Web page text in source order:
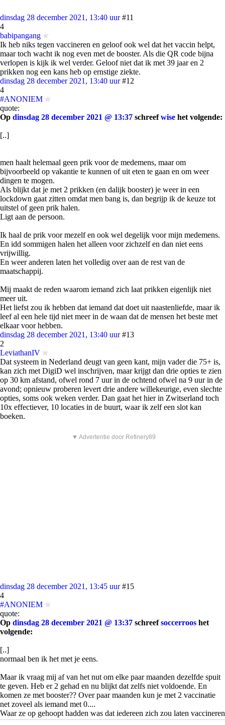
dinsdag 28 december 2021, 13:40 uur #11
4
babipangang
Ik heb niks tegen vaccineren en geloof ook wel dat het vaccin helpt,
maar toch wacht ik nog even met de booster. Als die QR code bijna
verlopen is kijk ik wel verder. Geloof niet dat ik met 39 jaar en 2
prikken nog een kans heb op ernstige ziekte.
dinsdag 28 december 2021, 13:40 uur #12
4
#ANONIEM
quote:
Op dinsdag 28 december 2021 @ 13:37 schreefwise het volgende:
[..]
men haalt helemaal geen prik voor de medemens, maar om
bijvoorbeeld op vakantie te kunnen of uit eten te gaan en om weer
dingen te mogen.
Als blijkt dat je met 2 prikken (en dalijk booster) je weer in een
lockdown gaat zitten omdat men bang is, dan begrijp ik de keuze tot
uitstel of geen prik halen.
Ligt aan de persoon.
Ik haal de prik voor mezelf en ook wel degelijk voor mijn medemens.
En idd sommigen halen het alleen voor zichzelf en dan niet eens
vrijwillig.
En weer anderen laten het volledig over aan de rest van de
maatschappij.
Mij maakt de reden waarom iemand zich laat prikken eigenlijk niet
meer uit.
Het liefst zou ik hebben dat iemand dat doet uit naastenliefde, maar ik
leef al een hele tijd niet meer in de waan dat de mensen het beste met
elkaar voor hebben.
dinsdag 28 december 2021, 13:40 uur #13
2
LeviathanIV
Dat systeem in Nederland deugt van geen kant, mijn vader die 75+ is,
kan zich met DigiD wel inschrijven, maar krijgt dan drie opties te zien
op 30 km afstand, ofwel rond 7 uur in de ochtend ofwel na 9 uur in de
avond; opnieuw proberen levert drie andere willekeurige, even slechte
opties, soms ook weken verder. Dan gaat het hier in Zwitserland toch
10x effectiever, 10 locaties in de buurt, waar ik zelf een slot kan
boeken.
▼ Advertentie door Refinery89
dinsdag 28 december 2021, 13:45 uur #15
4
#ANONIEM
quote:
Op dinsdag 28 december 2021 @ 13:37 schreefsoccerroos het
volgende:
[..]
normaal ben ik het met je eens.
Maar ik vraag mij af van het nut om elke paar maanden dezelfde spuit
te geven. Heb er 2 gehad en nu blijkt dat zelfs niet voldoende. En
komen ze met booster?? Over paar maanden kun je met 2 vaccinatie
net zoveel als iemand met 0....
Waar ze op gehoopt hadden was dat iedereen zich zou laten vaccineren
en dat het dan allemaal zo ver onder controle was dat verder